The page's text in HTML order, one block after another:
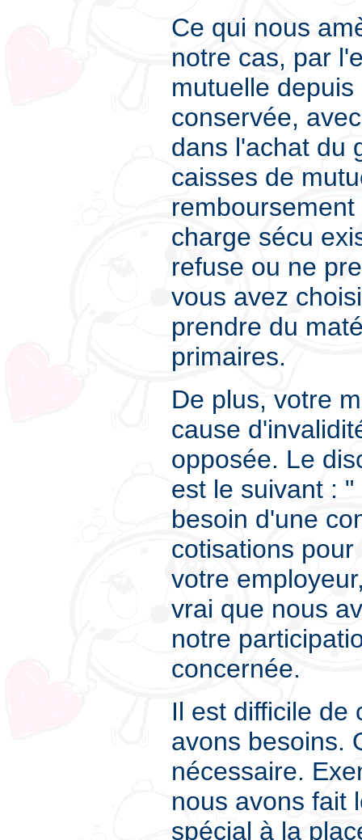
Ce qui nous
notre cas, par
mutuelle
conservée,
dans l'achat du
caisses de
charge sécu
refuse ou ne
vous avez
prendre du
primaires.
De plus, votre
cause
opposée. Le
est le suivant :
besoin d'une
cotisations
votre
vrai que nous
notre
concernée.
Il est difficile de
avons besoins.
nécessaire.
nous avons fait
spécial à la